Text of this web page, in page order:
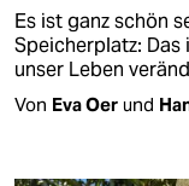
Es ist ganz schön
Speicherplatz: Das
unser Leben
Von Eva Oer und